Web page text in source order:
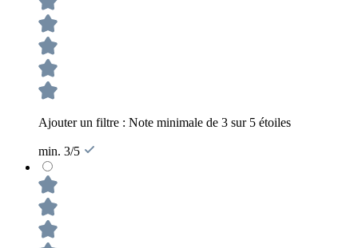
Ajouter un filtre : Note minimale de 3 sur 5 étoiles
min. 3/5